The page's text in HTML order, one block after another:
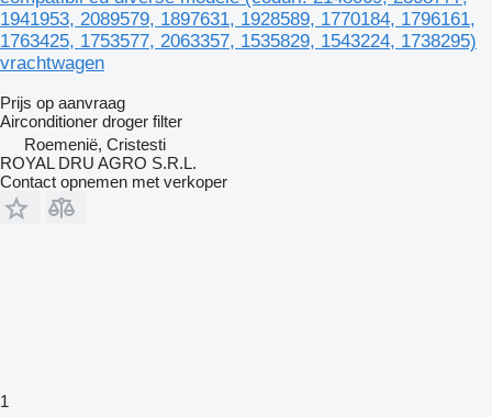
1941953, 2089579, 1897631, 1928589, 1770184, 1796161,
1763425, 1753577, 2063357, 1535829, 1543224, 1738295)
vrachtwagen
Prijs op aanvraag
Airconditioner droger filter
Roemenië, Cristesti
ROYAL DRU AGRO S.R.L.
Contact opnemen met verkoper
1